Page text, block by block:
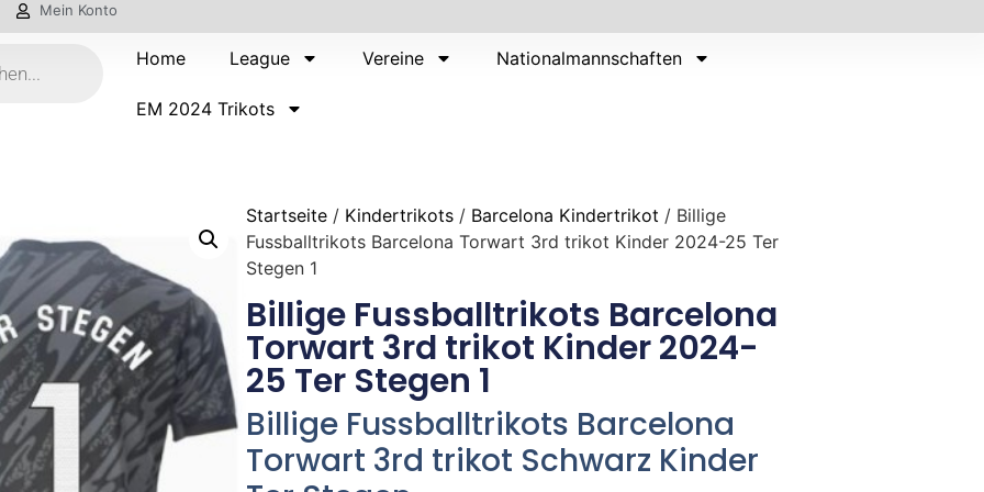
Mein Konto
Home League Vereine Nationalmannschaften
EM 2024 Trikots
Startseite / Kindertrikots / Barcelona Kindertrikot / Billige
Fussballtrikots Barcelona Torwart 3rd trikot Kinder 2024-25 Ter
Stegen 1
Billige Fussballtrikots Barcelona
Torwart 3rd trikot Kinder 2024-
25 Ter Stegen 1
Billige Fussballtrikots Barcelona
Torwart 3rd trikot Schwarz Kinder